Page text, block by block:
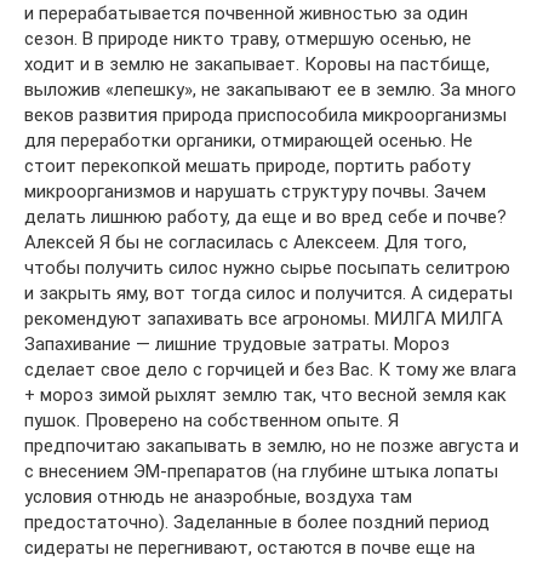
и перерабатывается почвенной живностью за один
сезон. В природе никто траву, отмершую осенью, не
ходит и в землю не закапывает. Коровы на пастбище,
выложив «лепешку», не закапывают ее в землю. За много
веков развития природа приспособила микроорганизмы
для переработки органики, отмирающей осенью. Не
стоит перекопкой мешать природе, портить работу
микроорганизмов и нарушать структуру почвы. Зачем
делать лишнюю работу, да еще и во вред себе и почве?
Алексей Я бы не согласилась с Алексеем. Для того,
чтобы получить силос нужно сырье посыпать селитрою
и закрыть яму, вот тогда силос и получится. А сидераты
рекомендуют запахивать все агрономы. МИЛГА МИЛГА
Запахивание — лишние трудовые затраты. Мороз
сделает свое дело с горчицей и без Вас. К тому же влага
+ мороз зимой рыхлят землю так, что весной земля как
пушок. Проверено на собственном опыте. Я
предпочитаю закапывать в землю, но не позже августа и
с внесением ЭМ-препаратов (на глубине штыка лопаты
условия отнюдь не анаэробные, воздуха там
предостаточно). Заделанные в более поздний период
сидераты не перегнивают, остаются в почве еще на